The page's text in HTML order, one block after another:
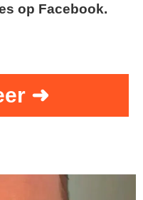
op Facebook.
➜